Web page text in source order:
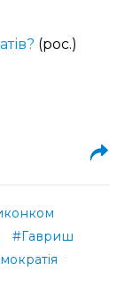
(рос.)
#Гавриш